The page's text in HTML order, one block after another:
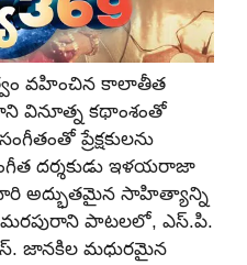
వహించిన కాలాతీత
వినూత్న కథాంశంతో
ప్రేక్షకులను
దర్శకుడు ఇళయరాజా
అద్భుతమైన సాహిత్యాన్ని
పాటలలో, ఎస్.పి.
జానకిల మధురమైన